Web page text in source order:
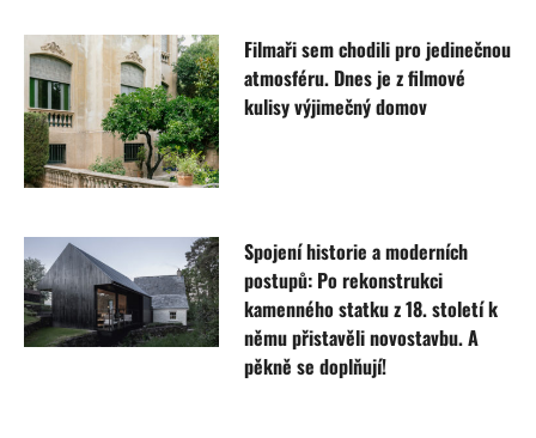
Filmaři sem chodili pro jedinečnou
atmosféru. Dnes je z filmové
kulisy výjimečný domov
Spojení historie a moderních
postupů: Po rekonstrukci
kamenného statku z 18. století k
němu přistavěli novostavbu. A
pěkně se doplňují!